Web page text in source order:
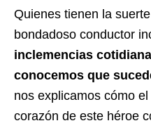
Quienes tienen la
bondadoso conductor
inclemencias
conocemos que
nos explicamos cómo
corazón de este héroe